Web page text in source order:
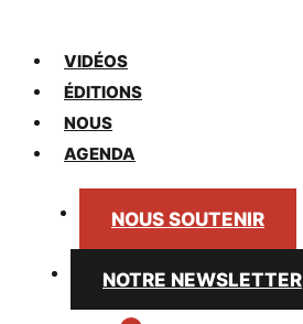
VIDÉOS
ÉDITIONS
NOUS
AGENDA
NOUS SOUTENIR
NOTRE NEWSLETTER